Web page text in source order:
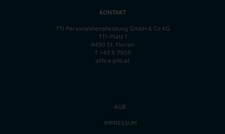
KONTAKT
TTI Personaldienstleistung GmbH & Co KG
TTI-Platz 1
4490 St. Florian
T +43 5 7505
office@tti.at
AGB
IMPRESSUM